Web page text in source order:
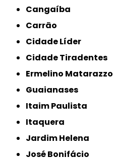
Cangaíba
Carrão
Cidade Líder
Cidade Tiradentes
Ermelino Matarazzo
Guaianases
Itaim Paulista
Itaquera
Jardim Helena
José Bonifácio